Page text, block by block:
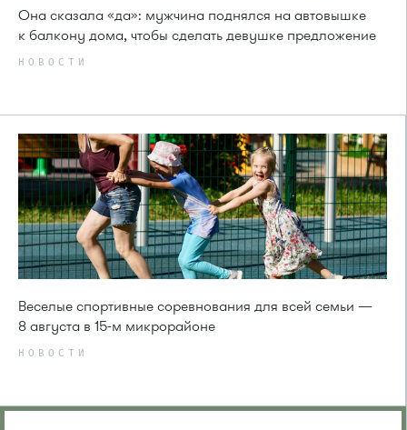
Она сказала «да»: мужчина поднялся на автовышке
к балкону дома, чтобы сделать девушке предложение
НОВОСТИ
Веселые спортивные соревнования для всей семьи —
8 августа в 15-м микрорайоне
НОВОСТИ